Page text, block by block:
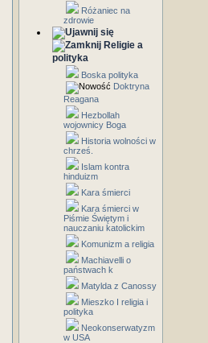
Różaniec na
zdrowie
Religie a
polityka
Boska polityka
Doktryna
Reagana
Hezbollah
wojownicy Boga
Historia wolności w
chrześ.
Islam kontra
hinduizm
Kara śmierci
Kara śmierci w
Piśmie Świętym i
nauczaniu katolickim
Komunizm a religia
Machiavelli o
państwach k
Matylda z Canossy
Mieszko I religia i
polityka
Neokonserwatyzm
w USA